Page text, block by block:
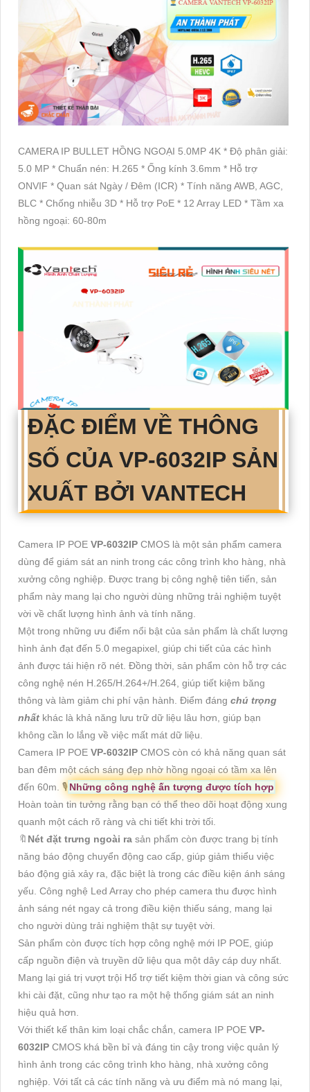
CAMERA IP BULLET HỒNG NGOẠI 5.0MP 4K * Độ phân giải:
5.0 MP * Chuẩn nén: H.265 * Ống kính 3.6mm * Hỗ trợ
ONVIF * Quan sát Ngày / Đêm (ICR) * Tính năng AWB, AGC,
BLC * Chống nhiễu 3D * Hỗ trợ PoE * 12 Array LED * Tầm xa
hồng ngoại: 60-80m
ĐẶC ĐIỂM VỀ THÔNG
SỐ CỦA VP-6032IP SẢN
XUẤT BỞI VANTECH
Camera IP POE VP-6032IP CMOS là một sản phẩm camera
dùng để giám sát an ninh trong các công trình kho hàng, nhà
xưởng công nghiệp. Được trang bị công nghệ tiên tiến, sản
phẩm này mang lại cho người dùng những trải nghiệm tuyệt
vời về chất lượng hình ảnh và tính năng.
Một trong những ưu điểm nổi bật của sản phẩm là chất lượng
hình ảnh đạt đến 5.0 megapixel, giúp chi tiết của các hình
ảnh được tái hiện rõ nét. Đồng thời, sản phẩm còn hỗ trợ các
công nghệ nén H.265/H.264+/H.264, giúp tiết kiệm băng
thông và làm giảm chi phí vận hành. Điểm đáng chú trọng
nhất khác là khả năng lưu trữ dữ liệu lâu hơn, giúp bạn
không cần lo lắng về việc mất mát dữ liệu.
Camera IP POE VP-6032IP CMOS còn có khả năng quan sát
ban đêm một cách sáng đẹp nhờ hồng ngoại có tầm xa lên
đến 60m. 🎙 Những công nghệ ấn tượng được tích hợp
Hoàn toàn tin tưởng rằng bạn có thể theo dõi hoạt động xung
quanh một cách rõ ràng và chi tiết khi trời tối.
🔖 Nét đặt trưng ngoài ra sản phẩm còn được trang bị tính
năng báo động chuyển động cao cấp, giúp giảm thiểu việc
báo động giả xảy ra, đặc biệt là trong các điều kiện ánh sáng
yếu. Công nghệ Led Array cho phép camera thu được hình
ảnh sáng nét ngay cả trong điều kiện thiếu sáng, mang lại
cho người dùng trải nghiệm thật sự tuyệt vời.
Sản phẩm còn được tích hợp công nghệ mới IP POE, giúp
cấp nguồn điện và truyền dữ liệu qua một dây cáp duy nhất.
Mang lại giá trị vượt trội Hổ trợ tiết kiệm thời gian và công sức
khi cài đặt, cũng như tạo ra một hệ thống giám sát an ninh
hiệu quả hơn.
Với thiết kế thân kim loại chắc chắn, camera IP POE VP-
6032IP CMOS khá bền bỉ và đáng tin cậy trong việc quản lý
hình ảnh trong các công trình kho hàng, nhà xưởng công
nghiệp. Với tất cả các tính năng và ưu điểm mà nó mang lại,